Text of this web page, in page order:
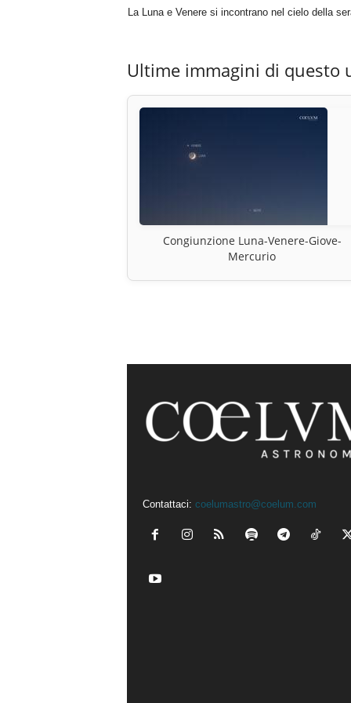
La Luna e Venere si incontrano nel cielo della
Ultime immagini di questo
Congiunzione Luna-Venere-Giove-
Mercurio
Contattaci: coelumastro@coelum.com